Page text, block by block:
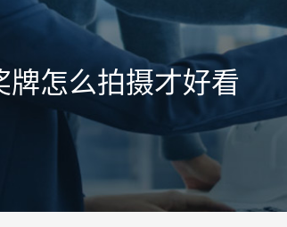
牌怎么拍摄才好看